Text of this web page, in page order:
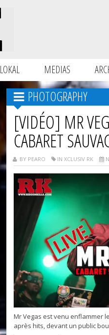
LOKAL MEDIAS
PHOTOGRAPHY
[VIDÉO] MR
CABARET
BY PEARO IN XCLUSIV RK
Mr Vegas est venu enflammer
après hits, devant un public